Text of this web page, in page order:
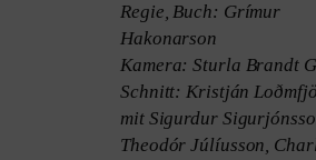
Regie, Buch: Grímur
Hakonarson
Kamera: Sturla Brandt
Schnitt: Kristján
mit Sigurdur
Theodór Júlíusson,